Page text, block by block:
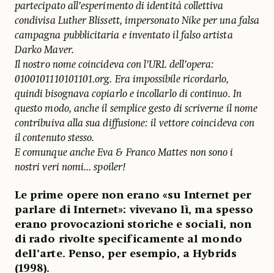
partecipato all’esperimento di identità collettiva
condivisa Luther Blissett, impersonato Nike per una falsa
campagna pubblicitaria e inventato il falso artista
Darko Maver.
Il nostro nome coincideva con l’URL dell’opera:
0100101110101101.org. Era impossibile ricordarlo,
quindi bisognava copiarlo e incollarlo di continuo. In
questo modo, anche il semplice gesto di scriverne il nome
contribuiva alla sua diffusione: il vettore coincideva con
il contenuto stesso.
E comunque anche Eva & Franco Mattes non sono i
nostri veri nomi... spoiler!
Le prime opere non erano «su Internet per
parlare di Internet»: vivevano lì, ma spesso
erano provocazioni storiche e sociali, non
di rado rivolte specificamente al mondo
dell’arte. Penso, per esempio, a Hybrids
(1998).